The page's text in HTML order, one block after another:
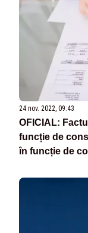
24 nov. 2022, 09:43
OFICIAL:
funcție de
în funcție de